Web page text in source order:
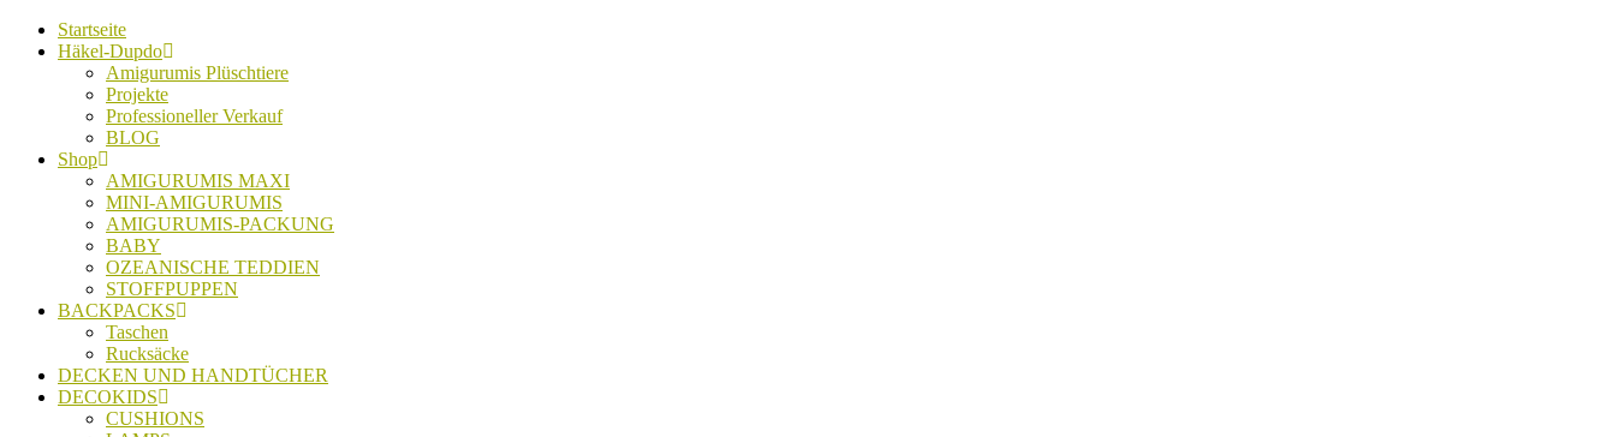
Startseite
Häkel-Dupdo
Amigurumis Plüschtiere
Projekte
Professioneller Verkauf
BLOG
Shop
AMIGURUMIS MAXI
MINI-AMIGURUMIS
AMIGURUMIS-PACKUNG
BABY
OZEANISCHE TEDDIEN
STOFFPUPPEN
BACKPACKS
Taschen
Rucksäcke
DECKEN UND HANDTÜCHER
DECOKIDS
CUSHIONS